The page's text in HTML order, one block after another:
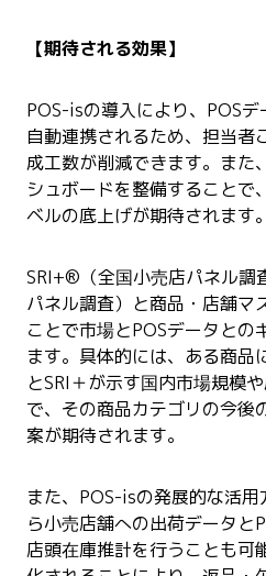
【期待される効果】
POS-isの導入により、POS
自動連携されるため、担当者
成工数が削減できます。また
シュボードを整備することで
ベルの底上げが期待されます。
SRI+® （全国小売店パネル調
パネル調査）と商品・店舗マ
ことで市場とPOSデータとの
ます。具体的には、ある商品
とSRI＋が示す国内市場規模
で、その商品カテゴリの今後
案が期待されます。
また、POS-isの発展的な活
ら小売店舗への出荷データと
店頭在庫推計を行うことも可